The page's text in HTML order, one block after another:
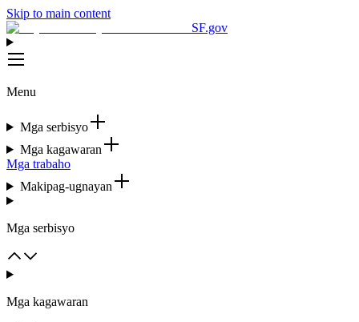
Skip to main content
SF.gov
Menu
Mga serbisyo
Mga kagawaran
Mga trabaho
Makipag-ugnayan
Mga serbisyo
Mga kagawaran